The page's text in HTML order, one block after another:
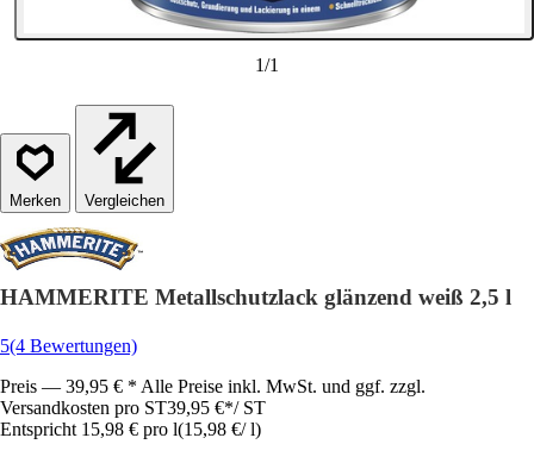
1/1
Vergleichen
HAMMERITE Metallschutzlack glänzend weiß 2,5 l
5(4 Bewertungen)
Preis — 39,95 € * Alle Preise inkl. MwSt. und ggf. zzgl.
Versandkosten pro ST39,95 €*/ ST
Entspricht 15,98 € pro l(15,98 €/ l)